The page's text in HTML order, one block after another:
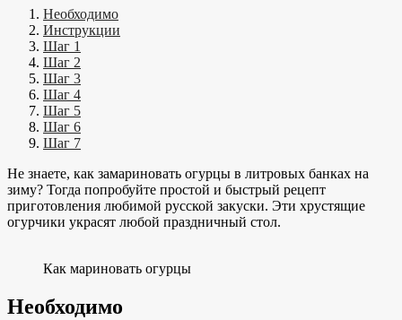
Необходимо
Инструкции
Шаг 1
Шаг 2
Шаг 3
Шаг 4
Шаг 5
Шаг 6
Шаг 7
Не знаете, как замариновать огурцы в литровых банках на
зиму? Тогда попробуйте простой и быстрый рецепт
приготовления любимой русской закуски. Эти хрустящие
огурчики украсят любой праздничный стол.
Как мариновать огурцы
Необходимо